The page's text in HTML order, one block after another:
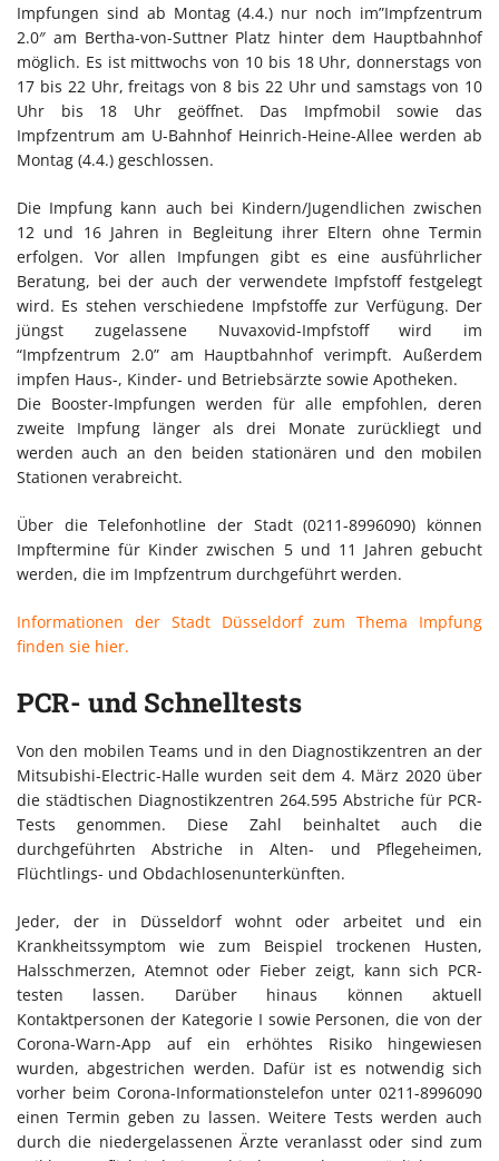
Impfungen sind ab Montag (4.4.) nur noch im”Impfzentrum
2.0″ am Bertha-von-Suttner Platz hinter dem Hauptbahnhof
möglich. Es ist mittwochs von 10 bis 18 Uhr, donnerstags von
17 bis 22 Uhr, freitags von 8 bis 22 Uhr und samstags von 10
Uhr bis 18 Uhr geöffnet. Das Impfmobil sowie das
Impfzentrum am U-Bahnhof Heinrich-Heine-Allee werden ab
Montag (4.4.) geschlossen.
Die Impfung kann auch bei Kindern/Jugendlichen zwischen
12 und 16 Jahren in Begleitung ihrer Eltern ohne Termin
erfolgen. Vor allen Impfungen gibt es eine ausführlicher
Beratung, bei der auch der verwendete Impfstoff festgelegt
wird. Es stehen verschiedene Impfstoffe zur Verfügung. Der
jüngst zugelassene Nuvaxovid-Impfstoff wird im
“Impfzentrum 2.0” am Hauptbahnhof verimpft. Außerdem
impfen Haus-, Kinder- und Betriebsärzte sowie Apotheken.
Die Booster-Impfungen werden für alle empfohlen, deren
zweite Impfung länger als drei Monate zurückliegt und
werden auch an den beiden stationären und den mobilen
Stationen verabreicht.
Über die Telefonhotline der Stadt (0211-8996090) können
Impftermine für Kinder zwischen 5 und 11 Jahren gebucht
werden, die im Impfzentrum durchgeführt werden.
Informationen der Stadt Düsseldorf zum Thema Impfung
finden sie hier.
PCR- und Schnelltests
Von den mobilen Teams und in den Diagnostikzentren an der
Mitsubishi-Electric-Halle wurden seit dem 4. März 2020 über
die städtischen Diagnostikzentren 264.595 Abstriche für PCR-
Tests genommen. Diese Zahl beinhaltet auch die
durchgeführten Abstriche in Alten- und Pflegeheimen,
Flüchtlings- und Obdachlosenunterkünften.
Jeder, der in Düsseldorf wohnt oder arbeitet und ein
Krankheitssymptom wie zum Beispiel trockenen Husten,
Halsschmerzen, Atemnot oder Fieber zeigt, kann sich PCR-
testen lassen. Darüber hinaus können aktuell
Kontaktpersonen der Kategorie I sowie Personen, die von der
Corona-Warn-App auf ein erhöhtes Risiko hingewiesen
wurden, abgestrichen werden. Dafür ist es notwendig sich
vorher beim Corona-Informationstelefon unter 0211-8996090
einen Termin geben zu lassen. Weitere Tests werden auch
durch die niedergelassenen Ärzte veranlasst oder sind zum